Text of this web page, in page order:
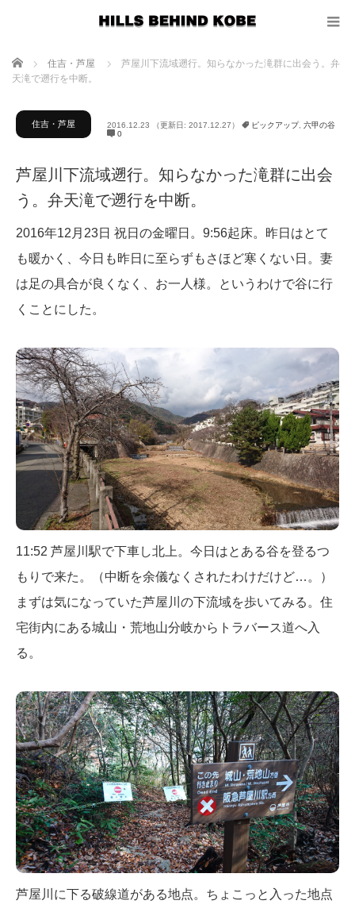
ホーム 住吉・芦屋
芦屋川下流域遡行。知らなかった滝群に出会う。弁
天滝で遡行を中断。
住吉・芦屋 2016.12.23 （更新日: 2017.12.27） ピックアップ, 六甲の谷
0
芦屋川下流域遡行。知らなかった滝群に出会
う。弁天滝で遡行を中断。
2016年12月23日 祝日の金曜日。9:56起床。昨日はとて
も暖かく、今日も昨日に至らずもさほど寒くない日。妻
は足の具合が良くなく、お一人様。というわけで谷に行
くことにした。
11:52 芦屋川駅で下車し北上。今日はとある谷を登るつ
もりで来た。（中断を余儀なくされたわけだけど…。）
まずは気になっていた芦屋川の下流域を歩いてみる。住
宅街内にある城山・荒地山分岐からトラバース道へ入
る。
芦屋川に下る破線道がある地点。ちょこっと入った地点